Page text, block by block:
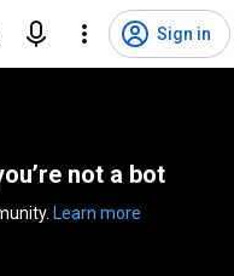
Sign in
not a bot
Learn more